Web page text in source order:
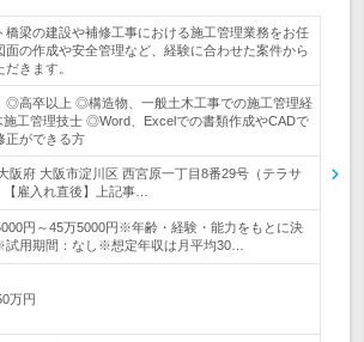
橋梁の建設や補修工事における施工管理業務をお任
面の作成や安全管理など、経験に合わせた案件から
きます。
◎高卒以上 ◎構造物、一般土木工事での施工管理経
工管理技士 ◎Word、Excelでの書類作成やCADで
正ができる方
阪府 大阪市淀川区 西宮原一丁目8番29号（テラサ
【雇入れ直後】上記事…
円～45万5000円※年齢・経験・能力をもとに決
用期間：なし※想定年収は月平均30…
万円